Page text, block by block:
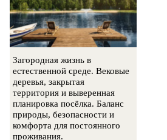
Загородная жизнь в
естественной среде. Вековые
деревья, закрытая
территория и выверенная
планировка посёлка. Баланс
природы, безопасности и
комфорта для постоянного
проживания.